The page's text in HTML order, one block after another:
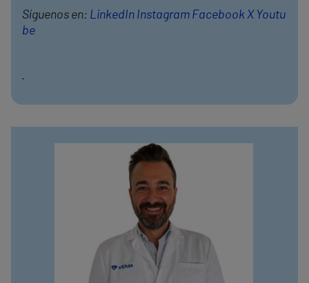
Síguenos en: LinkedIn Instagram FacebookX Youtu
be